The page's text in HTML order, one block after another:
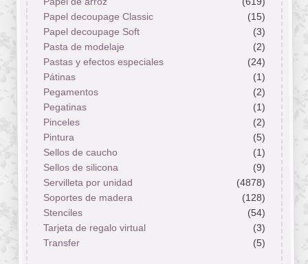
Papel decoupage Classic
(15)
Papel decoupage Soft
(3)
Pasta de modelaje
(2)
Pastas y efectos especiales
(24)
Pátinas
(1)
Pegamentos
(2)
Pegatinas
(1)
Pinceles
(2)
Pintura
(5)
Sellos de caucho
(1)
Sellos de silicona
(9)
Servilleta por unidad
(4878)
Soportes de madera
(128)
Stenciles
(54)
Tarjeta de regalo virtual
(3)
Transfer
(5)